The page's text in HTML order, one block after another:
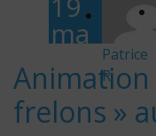
ma
rs
202
4
Patrice
R
Animation
frelons »